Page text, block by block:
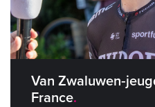
Van
France